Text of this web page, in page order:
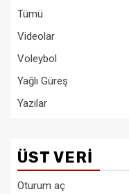
Tümü
Videolar
Voleybol
Yağlı Güreş
Yazılar
ÜST VERI
Oturum aç